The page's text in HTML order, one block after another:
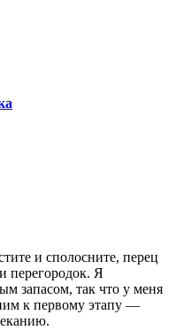
и сполосните, перец
перегородок. Я
запасом, так что у меня
к первому этапу —